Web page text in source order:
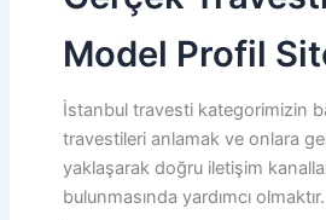
Model Profil
İstanbul travesti kategorimizin
travestileri anlamak ve onlara
yaklaşarak doğru iletişim
bulunmasında yardımcı olmaktır.